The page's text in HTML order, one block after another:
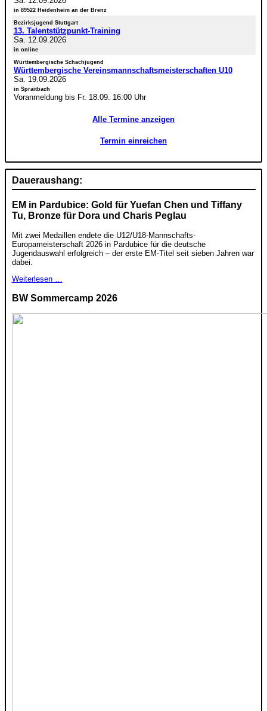
in 89522 Heidenheim an der Brenz
Bezirksjugend Stuttgart
13. Talentstützpunkt-Training
Sa. 12.09.2026
in online
Württembergische Schachjugend
Württembergische Vereinsmannschaftsmeisterschaften U10
Sa. 19.09.2026
in Spraitbach
Voranmeldung bis Fr. 18.09. 16:00 Uhr
Alle Termine anzeigen
Termin einreichen
Daueraushang:
EM in Pardubice: Gold für Yuefan Chen und Tiffany
Tu, Bronze für Dora und Charis Peglau
Mit zwei Medaillen endete die U12/U18-Mannschafts-
Europameisterschaft 2026 in Pardubice für die deutsche
Jugendauswahl erfolgreich – der erste EM-Titel seit sieben Jahren war
dabei.
Weiterlesen …
BW Sommercamp 2026